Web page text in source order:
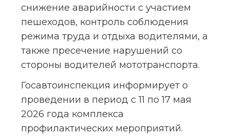
снижение аварийности с участием
пешеходов, контроль соблюдения
режима труда и отдыха водителями, а
также пресечение нарушений со
стороны водителей мототранспорта.
Госавтоинспекция информирует о
проведении в период с 11 по 17 мая
2026 года комплекса
профилактических мероприятий.